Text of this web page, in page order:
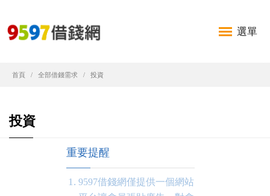
選單
首頁 全部借錢需求 投資
投資
重要提醒
9597借錢網僅提供一個網站